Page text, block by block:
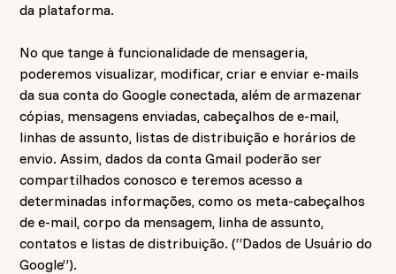
da plataforma.
No que tange à funcionalidade de mensageria,
poderemos visualizar, modificar, criar e enviar e-mails
da sua conta do Google conectada, além de armazenar
cópias, mensagens enviadas, cabeçalhos de e-mail,
linhas de assunto, listas de distribuição e horários de
envio. Assim, dados da conta Gmail poderão ser
compartilhados conosco e teremos acesso a
determinadas informações, como os meta-cabeçalhos
de e-mail, corpo da mensagem, linha de assunto,
contatos e listas de distribuição. (“Dados de Usuário do
Google”).